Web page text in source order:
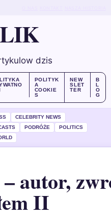
dzis
POLITYK
A
COOKIE
S
NEW
SLET
TER
B
L
O
G
CELEBRITY NEWS
PODRÓŻE
POLITICS
autor,
II